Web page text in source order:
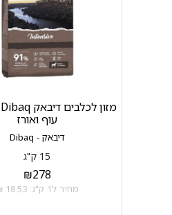
דיבאק - Dibaq
עוף ואורז
15 ק"ג
₪278
מחיר ל1 ק"ג: 18.53 ₪